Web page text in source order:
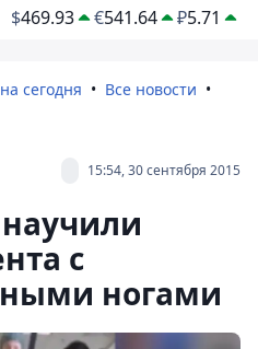
$469.93 €541.64 ₽5.71
сегодня
Все новости
15:54, 30 сентября 2015
с
ногами